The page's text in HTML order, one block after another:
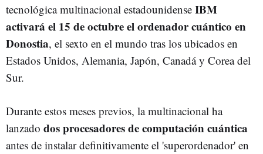
tecnológica multinacional estadounidense IBM
activará el 15 de octubre el ordenador cuántico en
Donostia, el sexto en el mundo tras los ubicados en
Estados Unidos, Alemania, Japón, Canadá y Corea del
Sur.
Durante estos meses previos, la multinacional ha
lanzado dos procesadores de computación cuántica
antes de instalar definitivamente el 'superordenador' en